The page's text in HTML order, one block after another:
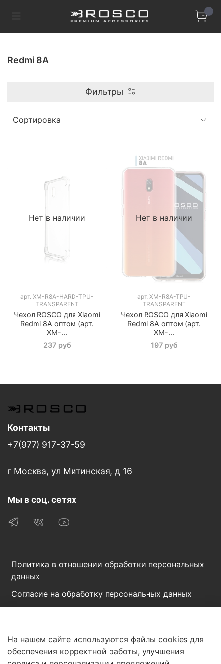
Redmi 8A
Фильтры
Нет в наличии
арт. XM-R8A-HARD-TPU-
TRANSPARENT
Чехол ROSCO для Xiaomi
Redmi 8A оптом (арт.
XM-...
237 руб
Нет в наличии
арт. XM-R8A-TPU-
TRANSPARENT
Чехол ROSCO для Xiaomi
Redmi 8A оптом (арт.
XM-...
197 руб
Политика в отношении обработки персональных
данных
Согласие на обработку персональных данных
Контакты
+7(977) 917-37-59
г Москва, ул Митинская, д 16
Мы в соц. сетях
© 2025 Интернет-магазин «BROSCORP». Все права
На нашем сайте используются файлы cookies для
обеспечения корректной работы, улучшения